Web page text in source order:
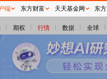
期权 行情 数据 全球
端 东方财富 天天基金网 东